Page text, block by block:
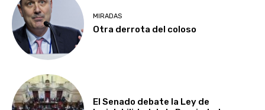
MIRADAS
Otra derrota del coloso
El Senado debate la Ley de